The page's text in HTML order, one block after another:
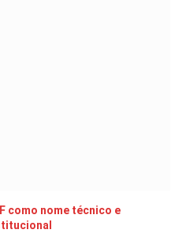
como nome técnico e